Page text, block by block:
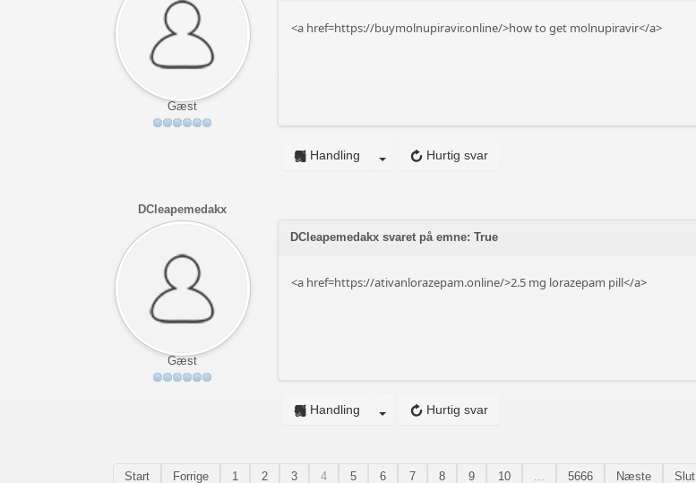
Gæst
<a href=https://buymolnupiravir.online/>how to get molnupiravir</a>
Hurtig svar
Handling
DCleapemedakx
Gæst
DCleapemedakx svaret på emne: True
<a href=https://ativanlorazepam.online/>2.5 mg lorazepam pill</a>
Hurtig svar
Handling
Start Forrige 1 2 3 4 5 6 7 8 9 10 ... 5666 Næste Slut